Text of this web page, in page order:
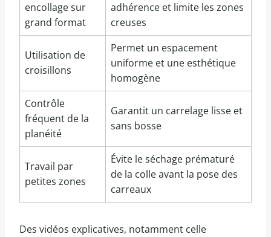
encollage sur
grand format
adhérence et limite les zones
creuses
Utilisation de
croisillons
Permet un espacement
uniforme et une esthétique
homogène
Contrôle
fréquent de la
planéité
Garantit un carrelage lisse et
sans bosse
Travail par
petites zones
Évite le séchage prématuré
de la colle avant la pose des
carreaux
Des vidéos explicatives, notamment celle